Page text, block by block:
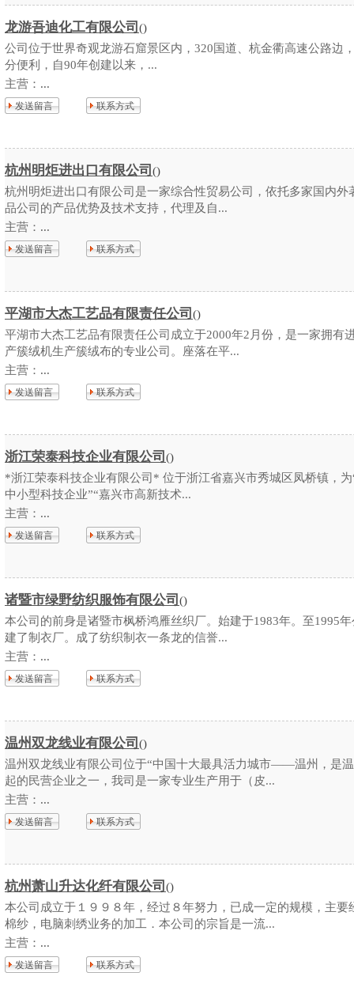
龙游吾迪化工有限公司 ()
公司位于世界奇观龙游石窟景区内，320国道、杭金衢高速公路边
分便利，自90年创建以来，...
主营： ...
发送留言 联系方式
杭州明炬进出口有限公司 ()
杭州明炬进出口有限公司是一家综合性贸易公司，依托多家国内外
品公司的产品优势及技术支持，代理及自...
主营： ...
发送留言 联系方式
平湖市大杰工艺品有限责任公司 ()
平湖市大杰工艺品有限责任公司成立于2000年2月份，是一家拥有
产簇绒机生产簇绒布的专业公司。座落在平...
主营： ...
发送留言 联系方式
浙江荣泰科技企业有限公司 ()
*浙江荣泰科技企业有限公司* 位于浙江省嘉兴市秀城区凤桥镇，
中小型科技企业”“嘉兴市高新技术...
主营： ...
发送留言 联系方式
诸暨市绿野纺织服饰有限公司 ()
本公司的前身是诸暨市枫桥鸿雁丝织厂。始建于1983年。至1995
建了制衣厂。成了纺织制衣一条龙的信誉...
主营： ...
发送留言 联系方式
温州双龙线业有限公司 ()
温州双龙线业有限公司位于“中国十大最具活力城市——温州，是
起的民营企业之一，我司是一家专业生产用于（皮...
主营： ...
发送留言 联系方式
杭州萧山升达化纤有限公司 ()
本公司成立于１９９８年，经过８年努力，已成一定的规模，主要
棉纱，电脑刺绣业务的加工．本公司的宗旨是一流...
主营： ...
发送留言 联系方式